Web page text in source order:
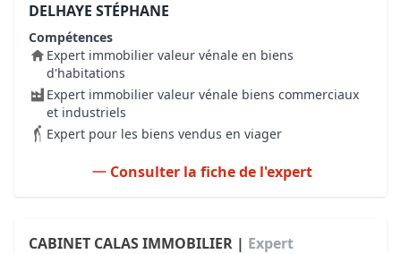
DELHAYE STÉPHANE
Compétences
Expert immobilier valeur vénale en biens
d'habitations
Expert immobilier valeur vénale biens commerciaux
et industriels
Expert pour les biens vendus en viager
Consulter la fiche de l'expert
CABINET CALAS IMMOBILIER | Expert